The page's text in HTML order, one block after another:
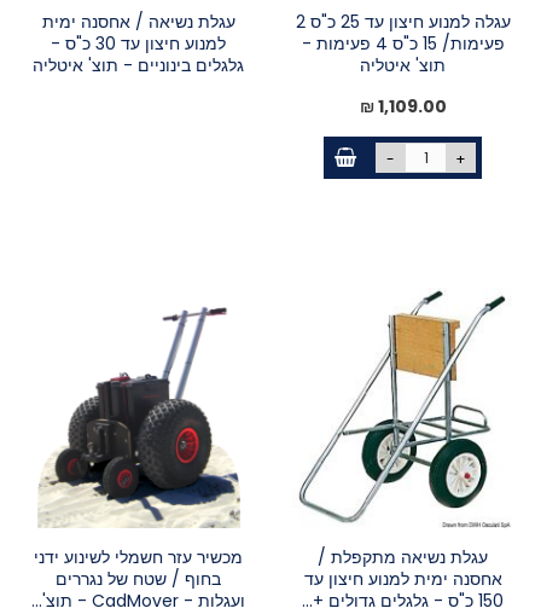
עגלה למנוע חיצון עד 25 כ"ס 2
פעימות/ 15 כ"ס 4 פעימות -
תוצ' איטליה
1,109.00 ₪
- +
עגלת נשיאה / אחסנה ימית
למנוע חיצון עד 30 כ"ס -
גלגלים בינוניים - תוצ' איטליה
עגלת נשיאה מתקפלת /
אחסנה ימית למנוע חיצון עד
150 כ"ס - גלגלים גדולים +...
מכשיר עזר חשמלי לשינוע ידני
בחוף / שטח של נגררים
ועגלות - CadMover - תוצ'...